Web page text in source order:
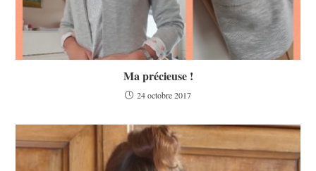
Ma précieuse !
24 octobre 2017